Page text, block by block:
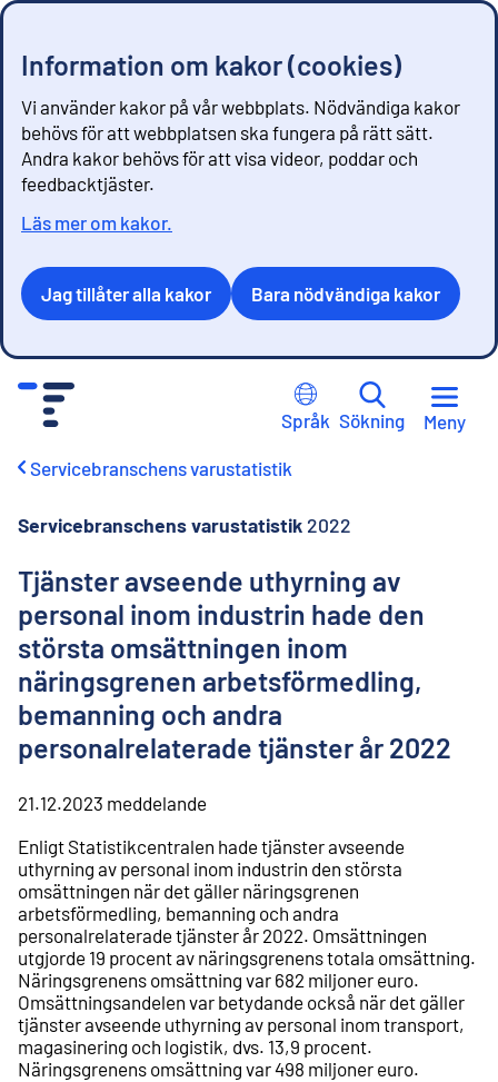
Information om kakor (cookies)
Vi använder kakor på vår webbplats. Nödvändiga kakor
behövs för att webbplatsen ska fungera på rätt sätt.
Andra kakor behövs för att visa videor, poddar och
feedbacktjäster.
Läs mer om kakor.
Jag tillåter alla kakor Bara nödvändiga kakor
Språk Sökning Meny
Servicebranschens varustatistik
Servicebranschens varustatistik 2022
Tjänster avseende uthyrning av
personal inom industrin hade den
största omsättningen inom
näringsgrenen arbetsförmedling,
bemanning och andra
personalrelaterade tjänster år 2022
21.12.2023 meddelande
Enligt Statistikcentralen hade tjänster avseende
uthyrning av personal inom industrin den största
omsättningen när det gäller näringsgrenen
arbetsförmedling, bemanning och andra
personalrelaterade tjänster år 2022. Omsättningen
utgjorde 19 procent av näringsgrenens totala omsättning.
Näringsgrenens omsättning var 682 miljoner euro.
Omsättningsandelen var betydande också när det gäller
tjänster avseende uthyrning av personal inom transport,
magasinering och logistik, dvs. 13,9 procent.
Näringsgrenens omsättning var 498 miljoner euro.